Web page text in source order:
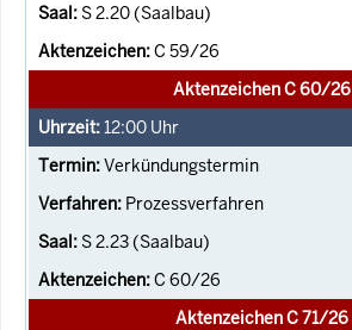
S 2.20 (Saalbau)
C 59/26
Aktenzeichen C 60/26
12:00 Uhr
Verkündungstermin
Prozessverfahren
S 2.23 (Saalbau)
C 60/26
Aktenzeichen C 71/26